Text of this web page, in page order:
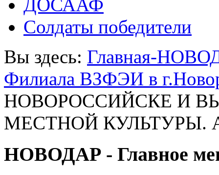
ДОСААФ
Солдаты победители
Вы здесь: Главная-
Филиала ВЗФЭИ в
НОВОРОССИЙСКЕ И
МЕСТНОЙ КУЛЬТУРЫ.
НОВОДАР - Главное